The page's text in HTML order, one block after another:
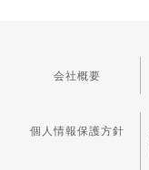
会社概要
個人情報保護方針